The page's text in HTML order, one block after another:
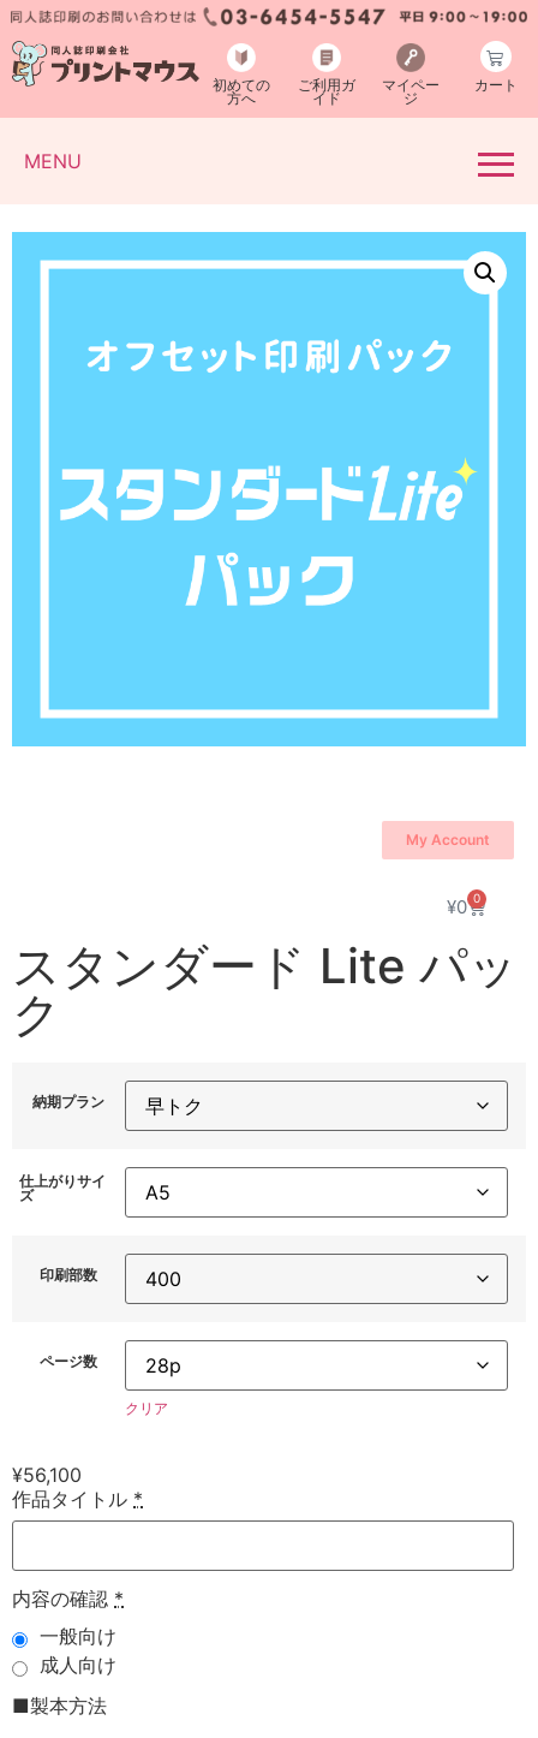
初めての
方へ
ご利用ガ
イド
マイペー
ジ
カート
MENU
My Account
¥0 0
スタンダード Lite パッ
ク
納期プラン
仕上がりサイ
ズ
印刷部数
ページ数
クリア
¥56,100
作品タイトル *
内容の確認 *
一般向け
成人向け
■製本方法